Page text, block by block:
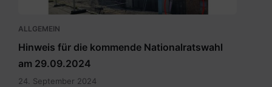
ALLGEMEIN
Hinweis für die kommende Nationalratswahl
am 29.09.2024
24. September 2024